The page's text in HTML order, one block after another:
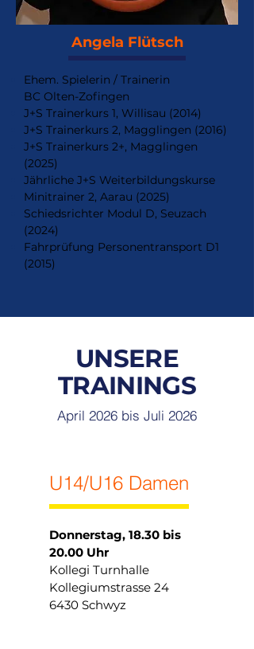
Angela Flütsch
Ehem. Spielerin / Trainerin
BC Olten-Zofingen
J+S Trainerkurs 1, Willisau (2014)
J+S Trainerkurs 2, Magglingen (2016)
J+S Trainerkurs 2+, Magglingen
(2025)
Jährliche J+S Weiterbildungskurse
Minitrainer 2, Aarau (2025)
Schiedsrichter Modul D, Seuzach
(2024)
Fahrprüfung Personentransport D1
(2015)
UNSERE
TRAININGS
April 2026 bis Juli 2026
U14/U16 Damen
Donnerstag, 18.30 bis
20.00 Uhr
Kollegi Turnhalle
Kollegiumstrasse 24
6430 Schwyz